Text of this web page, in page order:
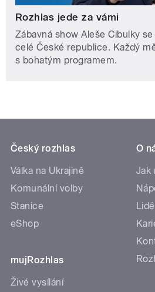
Rozhlas jede za vámi
Zábavná show Aleše Cibulky
celé České republice. Každý
s bohatým programem.
Český rozhlas
Válka na Ukrajině
Komunální volby
Stanice
eShop
mujRozhlas
Živé vysílání
O
Jak